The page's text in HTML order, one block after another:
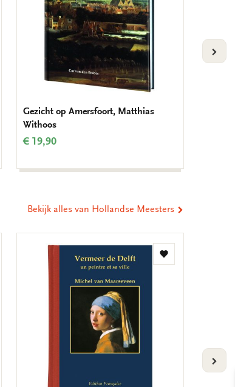
Taal: Duits Aantal pagina's: 124 Formaat:
Gezicht op Amersfoort, Matthias
Withoos
€ 19,90
Bekijk alles van Hollandse Meesters
Toevoegen